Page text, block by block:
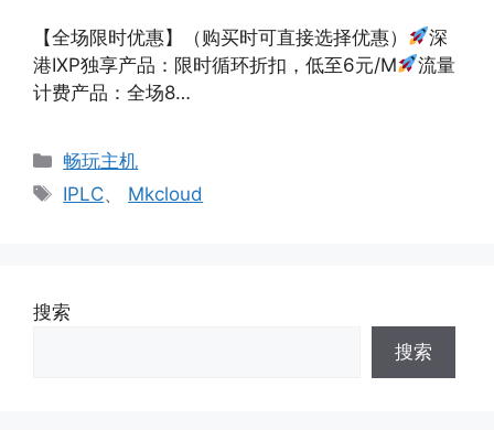
【全场限时优惠】（购买时可直接选择优惠）
深
港IXP独享产品：限时循环折扣，低至6元/M
流量
计费产品：全场8…
分
类
畅玩主机
标
IPLC、 Mkcloud
搜索
搜索